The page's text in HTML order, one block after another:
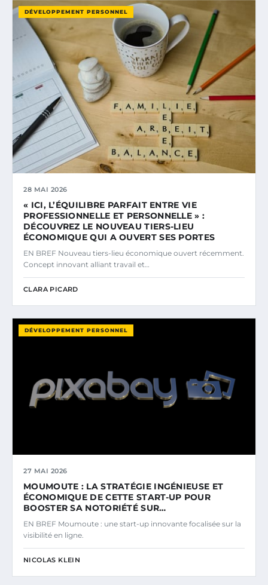
DÉVELOPPEMENT PERSONNEL
28 MAI 2026
« ICI, L’ÉQUILIBRE PARFAIT ENTRE VIE
PROFESSIONNELLE ET PERSONNELLE » :
DÉCOUVREZ LE NOUVEAU TIERS-LIEU
ÉCONOMIQUE QUI A OUVERT SES PORTES
EN BREF Nouveau tiers-lieu économique ouvert récemment.
Concept innovant alliant travail et…
CLARA PICARD
DÉVELOPPEMENT PERSONNEL
27 MAI 2026
MOUMOUTE : LA STRATÉGIE INGÉNIEUSE ET
ÉCONOMIQUE DE CETTE START-UP POUR
BOOSTER SA NOTORIÉTÉ SUR…
EN BREF Moumoute : une start-up innovante focalisée sur la
visibilité en ligne.
NICOLAS KLEIN